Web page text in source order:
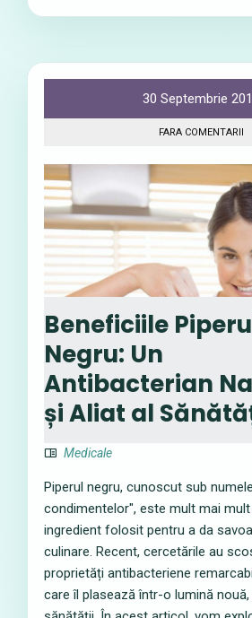
30 Septembrie
FARA COMENTARII
Beneficiile
Negru: Un
Antibacterian
și Aliat al
Medicale
Piperul negru, cunoscut sub
condimentelor", este mult mai
ingredient folosit pentru a da
culinare. Recent, cercetările au
proprietăți antibacteriene
care îl plasează într-o lumină